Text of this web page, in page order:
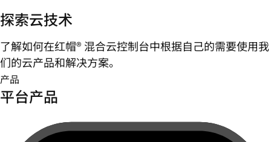
探索云技术
了解如何在红帽® 混合云控制台中根据自己的需要使用我
们的云产品和解决方案。
产品
平台产品